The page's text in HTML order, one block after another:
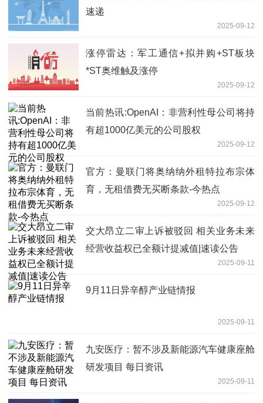
速递
2025-09-12
涨停雷达：军工通信+拟并购+ST板块
*ST奥维触及涨停
2025-09-12
当前热讯:OpenAI：非营利性母公司将持
有超1000亿美元的公司股权
2025-09-12
官方：曼联门将奥纳纳外租特拉布宗体
育，无租借费无买断条款-今热点
2025-09-12
交大昂立二审上诉被驳回 相关业务未来
经营收益权已全额计提减值|速读公告
2025-09-11
9月11日异辛醇产业链情报
2025-09-11
九安医疗：暂不涉及新能源汽车健康座舱
研发项目 每日资讯
2025-09-11